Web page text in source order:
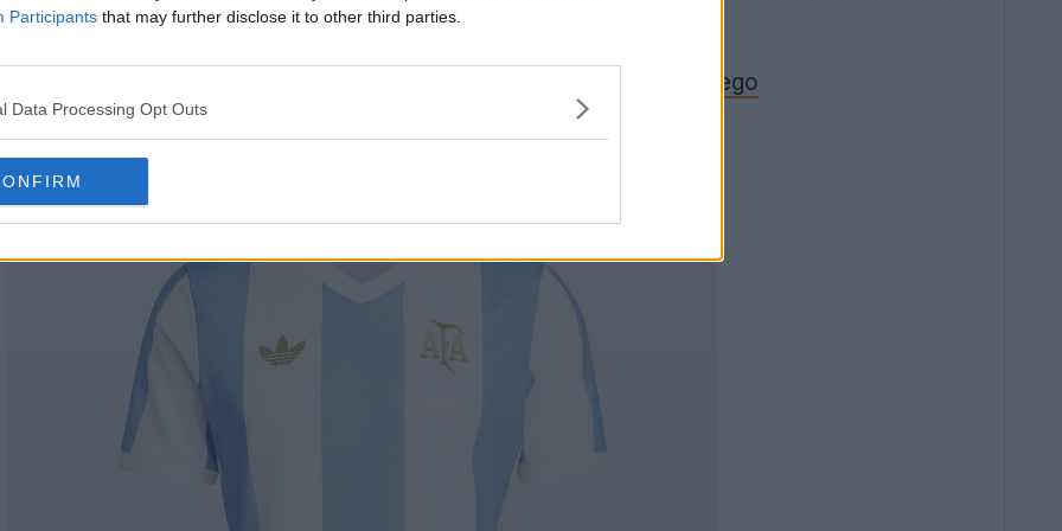
Participants that may further disclose it to other third parties.
Data Processing Opt Outs
azul/rojo, símbolo de la bandera colombiana.
Adidas Colombia 2024 Centenario - Debut en el terreno de juego
de Argentina x Adidas - 1974-2024